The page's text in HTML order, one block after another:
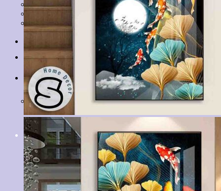
Tranh Lá Cây
Tranh Cá Chép
Tranh Đồng Quê
Tranh Thuỷ Mặc
Tranh Con Hổ
Liên hệ
Giỏ hàng
Chưa có sản phẩm trong giỏ hàng.
Tìm
kiếm: